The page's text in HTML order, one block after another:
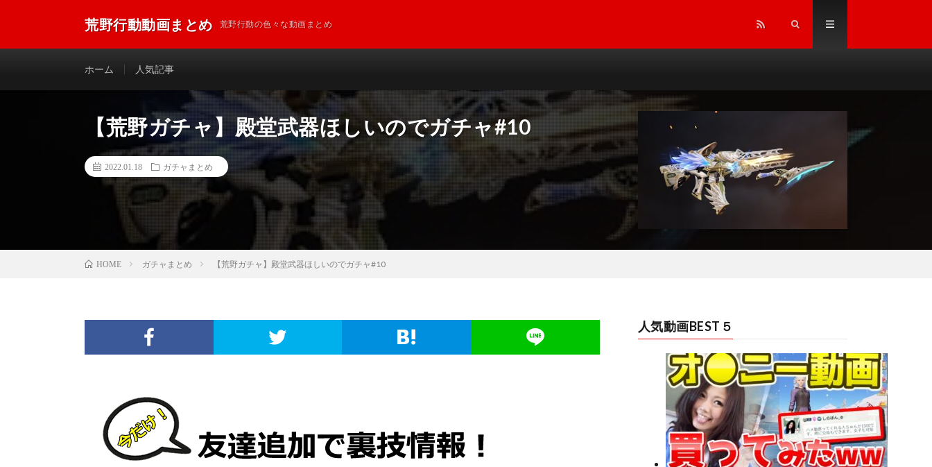
荒野行動動画まとめ 荒野行動の色々な動画まとめ
ホーム 人気記事
【荒野ガチャ】殿堂武器ほしいのでガチャ#10
2022.01.18 ガチャまとめ
HOME ガチャまとめ 【荒野ガチャ】殿堂武器ほしいのでガチャ#10
人気動画BEST５